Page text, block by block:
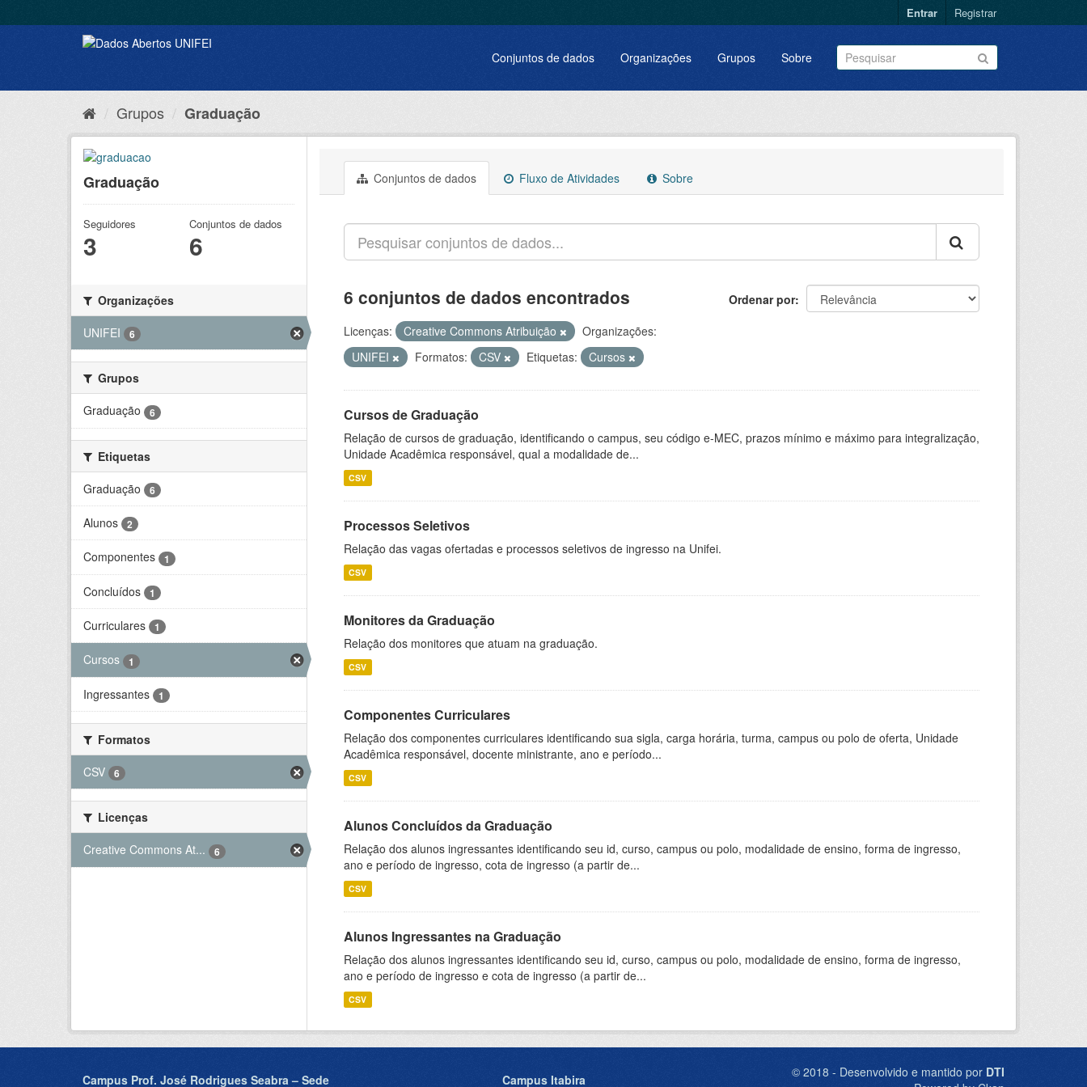
Entrar Registrar
Conjuntos de dados Organizações Grupos Sobre
Grupos Graduação
Graduação
Seguidores
3
Conjuntos de dados
6
Organizações
UNIFEI
6
Grupos
Graduação
6
Etiquetas
Graduação
6
Alunos 2
Componentes 1
Concluídos 1
Curriculares 1
Cursos 1
Ingressantes 1
Formatos
CSV
6
Licenças
Creative Commons At...
6
Conjuntos de dados Fluxo de Atividades Sobre
Ordenar por
6 conjuntos de dados encontrados
Licenças: Creative Commons Atribuição
Organizações:
UNIFEI
Formatos: CSV Etiquetas: Cursos
Cursos de Graduação
Relação de cursos de graduação, identificando o campus, seu código e-MEC, prazos mínimo e máximo para integralização,
Unidade Acadêmica responsável, qual a modalidade de...
CSV
Processos Seletivos
Relação das vagas ofertadas e processos seletivos de ingresso na Unifei.
CSV
Monitores da Graduação
Relação dos monitores que atuam na graduação.
CSV
Componentes Curriculares
Relação dos componentes curriculares identificando sua sigla, carga horária, turma, campus ou polo de oferta, Unidade
Acadêmica responsável, docente ministrante, ano e período...
CSV
Alunos Concluídos da Graduação
Relação dos alunos ingressantes identificando seu id, curso, campus ou polo, modalidade de ensino, forma de ingresso,
ano e período de ingresso, cota de ingresso (a partir de...
CSV
Alunos Ingressantes na Graduação
Relação dos alunos ingressantes identificando seu id, curso, campus ou polo, modalidade de ensino, forma de ingresso,
ano e período de ingresso e cota de ingresso (a partir de...
CSV
Campus Prof. José Rodrigues Seabra – Sede Campus Itabira © 2018 - Desenvolvido e mantido por DTI